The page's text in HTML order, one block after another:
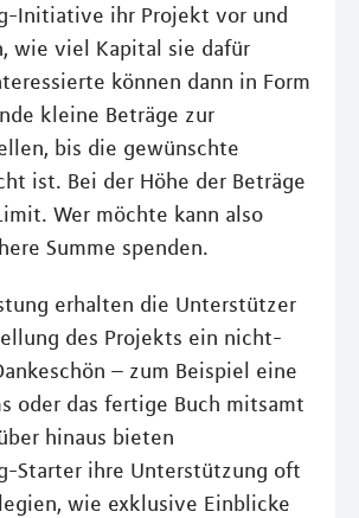
Initiative ihr Projekt vor und
wie viel Kapital sie dafür
können dann in Form
kleine Beträge zur
bis die gewünschte
ist. Bei der Höhe der Beträge
Wer möchte kann also
Summe spenden.
erhalten die Unterstützer
des Projekts ein nicht-
– zum Beispiel eine
oder das fertige Buch mitsamt
hinaus bieten
Starter ihre Unterstützung oft
wie exklusive Einblicke